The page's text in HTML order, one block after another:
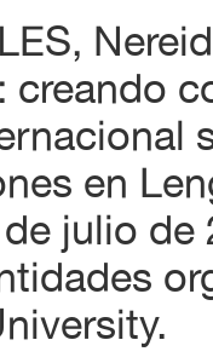
en
julio